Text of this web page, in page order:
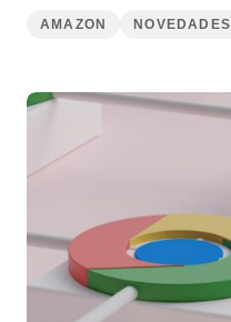
AMAZON NOVEDADES